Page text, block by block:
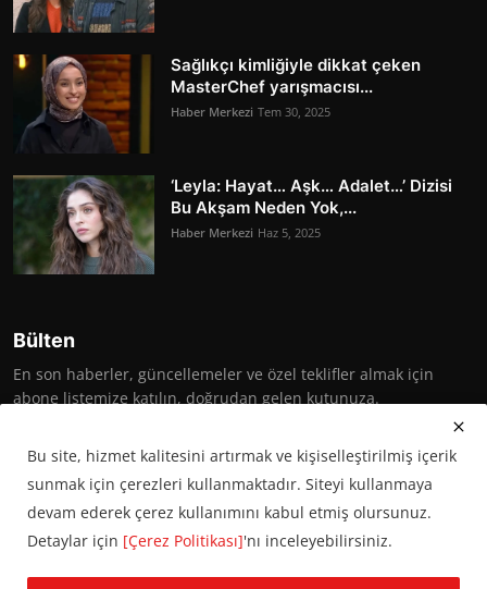
Sağlıkçı kimliğiyle dikkat çeken
MasterChef yarışmacısı...
Haber Merkezi Tem 30, 2025
‘Leyla: Hayat… Aşk… Adalet…’ Dizisi
Bu Akşam Neden Yok,...
Haber Merkezi Haz 5, 2025
Bülten
En son haberler, güncellemeler ve özel teklifler almak için
abone listemize katılın, doğrudan gelen kutunuza.
Abone Ol
Bu site, hizmet kalitesini artırmak ve kişiselleştirilmiş içerik
sunmak için çerezleri kullanmaktadır. Siteyi kullanmaya
devam ederek çerez kullanımını kabul etmiş olursunuz.
Detaylar için [Çerez Politikası]'nı inceleyebilirsiniz.